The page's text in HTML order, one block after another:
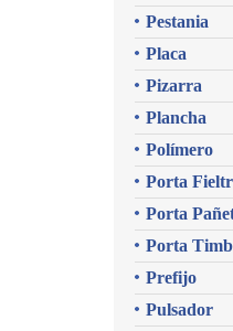
Pestania
Placa
Pizarra
Plancha
Polímero
Porta
Porta
Porta
Prefijo
Pulsador